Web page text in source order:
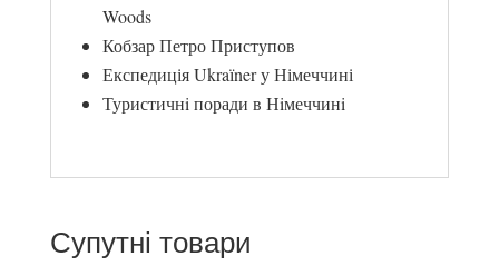
Woods
Кобзар Петро Приступов
Експедиція Ukraїner у Німеччині
Туристичнi поради в Нiмеччинi
Супутні товари